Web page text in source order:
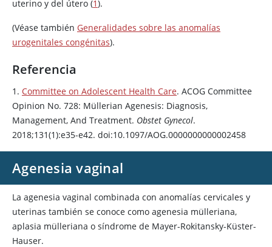
uterino y del útero (1).
(Véase también Generalidades sobre las anomalías
urogenitales congénitas).
Referencia
1. Committee on Adolescent Health Care. ACOG Committee
Opinion No. 728: Müllerian Agenesis: Diagnosis,
Management, And Treatment. Obstet Gynecol.
2018;131(1):e35-e42. doi:10.1097/AOG.0000000000002458
Agenesia vaginal
La agenesia vaginal combinada con anomalías cervicales y
uterinas también se conoce como agenesia mülleriana,
aplasia mülleriana o síndrome de Mayer-Rokitansky-Küster-
Hauser.